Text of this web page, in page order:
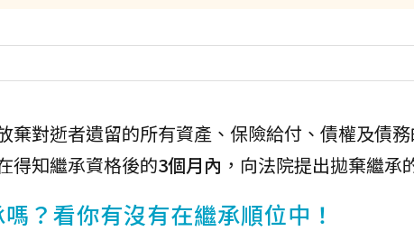
棄對逝者遺留的所有資產、保險給付、債權及債
得知繼承資格後的3個月內 ，向法院提出拋棄繼承
？看你有沒有在繼承順位中！